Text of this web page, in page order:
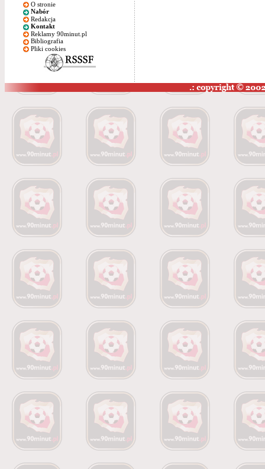
O stronie
Nabór
Redakcja
Kontakt
Reklamy 90minut.pl
Bibliografia
Pliki cookies